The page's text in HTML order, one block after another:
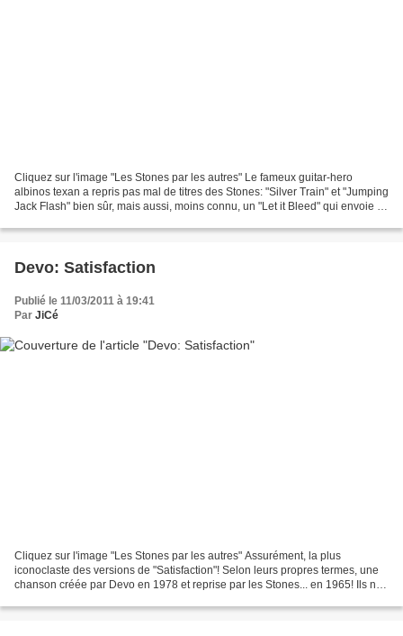
Cliquez sur l'image "Les Stones par les autres" Le fameux guitar-hero
albinos texan a repris pas mal de titres des Stones: "Silver Train" et "Jumping
Jack Flash" bien sûr, mais aussi, moins connu, un "Let it Bleed" qui envoie le
Devo: Satisfaction
Publié le 11/03/2011 à 19:41
Par JiCé
Cliquez sur l'image "Les Stones par les autres" Assurément, la plus
iconoclaste des versions de "Satisfaction"! Selon leurs propres termes, une
chanson créée par Devo en 1978 et reprise par les Stones... en 1965! Ils ne